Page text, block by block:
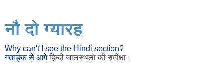
नौ दो ग्यारह
Why can't I see the Hindi section?
गताङ्क से आगेहिन्दी जालस्थलों की समीक्षा।